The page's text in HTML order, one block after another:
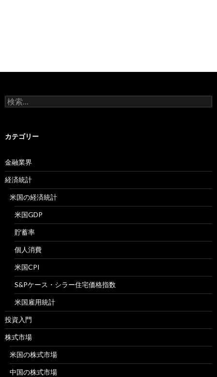
検
索:
カテゴリー
金融業界
経済統計
米国の経済統計
米国GDP
貯蓄率
個人消費
米国CPI
S&Pケース・シラー住宅価格指数
米国雇用統計
投資入門
株式市場
米国の株式市場
中国の株式市場